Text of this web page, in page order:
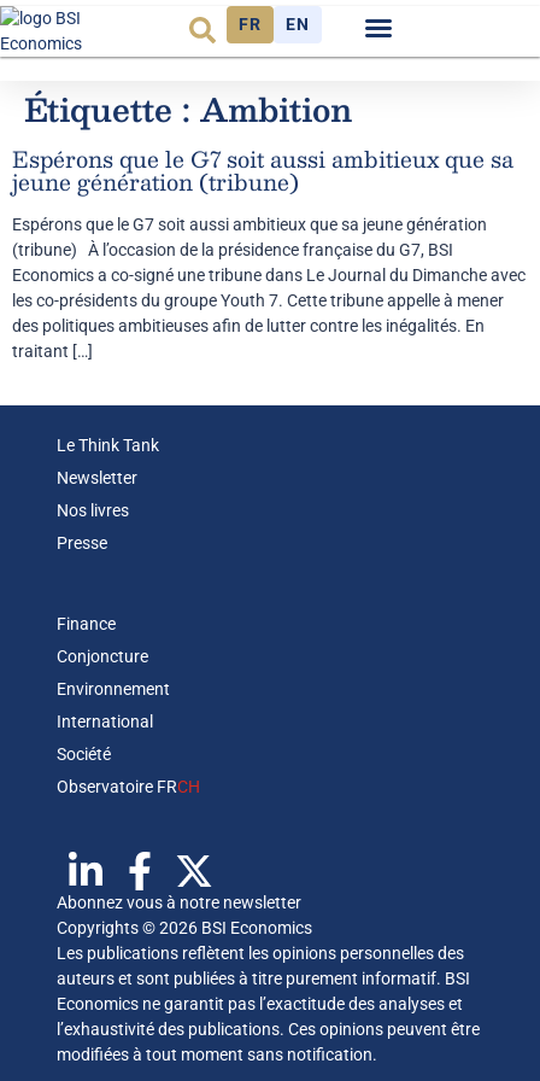
FR EN
Étiquette : Ambition
Espérons que le G7 soit aussi ambitieux que sa
jeune génération (tribune)
Espérons que le G7 soit aussi ambitieux que sa jeune génération
(tribune) À l’occasion de la présidence française du G7, BSI
Economics a co-signé une tribune dans Le Journal du Dimanche avec
les co-présidents du groupe Youth 7. Cette tribune appelle à mener
des politiques ambitieuses afin de lutter contre les inégalités. En
traitant […]
Le Think Tank
Newsletter
Nos livres
Presse
Finance
Conjoncture
Environnement
International
Société
Observatoire FRCH
Abonnez vous à notre newsletter
Copyrights © 2026 BSI Economics
Les publications reflètent les opinions personnelles des
auteurs et sont publiées à titre purement informatif. BSI
Economics ne garantit pas l’exactitude des analyses et
l’exhaustivité des publications. Ces opinions peuvent être
modifiées à tout moment sans notification.